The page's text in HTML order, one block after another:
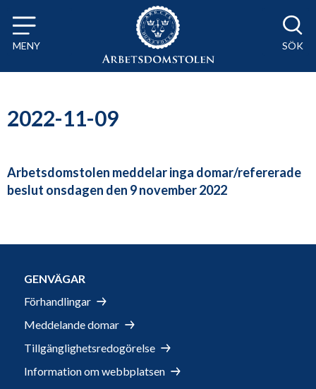
Till innehåll på sidan x
MENY SÖK
2022-11-09
Arbetsdomstolen meddelar inga domar/refererade
beslut onsdagen den 9 november 2022
GENVÄGAR
Förhandlingar
Meddelande domar
Tillgänglighetsredogörelse
Information om webbplatsen